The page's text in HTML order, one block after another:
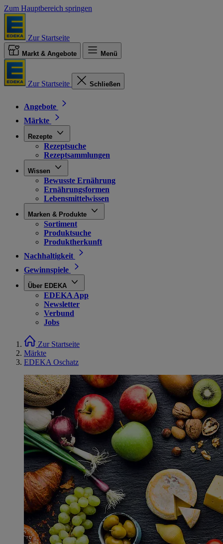
Zum Hauptbereich springen
Zur Startseite
Markt & Angebote Menü
Zur Startseite Schließen
Angebote
Märkte
Rezepte
Rezeptsuche
Rezeptsammlungen
Wissen
Bewusste Ernährung
Ernährungsformen
Lebensmittelwissen
Marken & Produkte
Sortiment
Produktsuche
Produktherkunft
Nachhaltigkeit
Gewinnspiele
Über EDEKA
EDEKA App
Newsletter
Verbund
Jobs
Zur Startseite
Märkte
EDEKA Oschatz